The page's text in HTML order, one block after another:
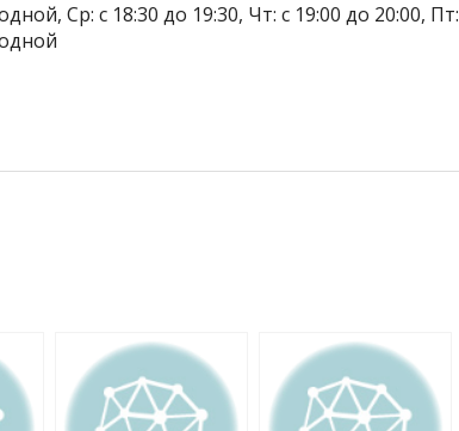
Ср: с 18:30 до 19:30, Чт: с 19:00 до 20:00, Пт: